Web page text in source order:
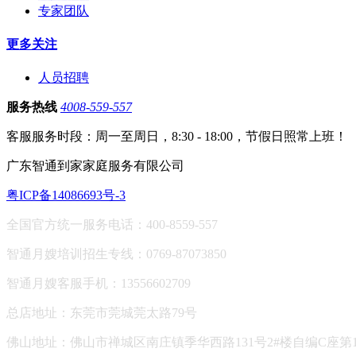
专家团队
更多关注
人员招聘
服务热线 4008-559-557
客服服务时段：周一至周日，8:30 - 18:00，节假日照常上班！
广东智通到家家庭服务有限公司
粤ICP备14086693号-3
全国官方统一服务电话：400-8559-557
智通月嫂培训招生专线：0769-87073850
智通月嫂客服手机：13556602709
总店地址：东莞市莞城莞太路79号
佛山地址： 佛山市禅城区南庄镇季华西路131号2#楼自编C座第